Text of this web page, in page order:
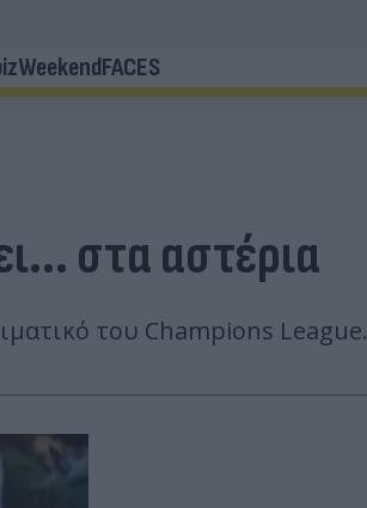
WeekendFACES
στα αστέρια
του Champions League.